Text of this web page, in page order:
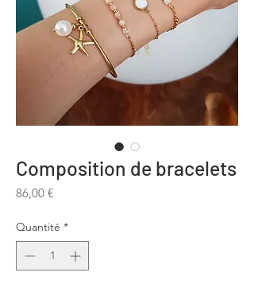
Composition de bracelets
86,00 €Prix
Quantité *